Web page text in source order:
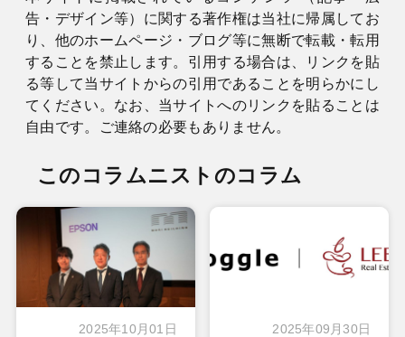
告・デザイン等）に関する著作権は当社に帰属してお
り、他のホームページ・ブログ等に無断で転載・転用
することを禁止します。引用する場合は、リンクを貼
る等して当サイトからの引用であることを明らかにし
てください。なお、当サイトへのリンクを貼ることは
自由です。ご連絡の必要もありません。
このコラムニストのコラム
2025年10月01日 2025年09月30日